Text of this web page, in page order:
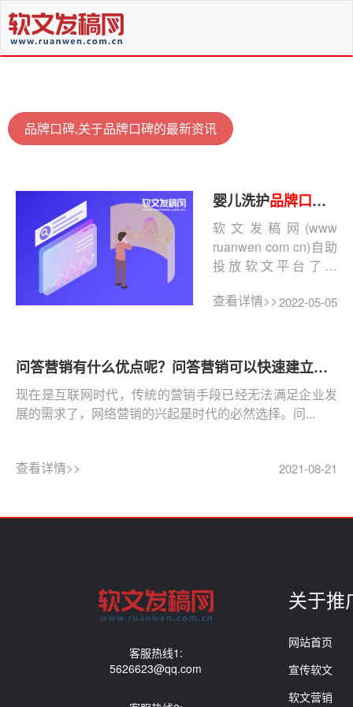
品牌口碑,关于品牌口碑的最新资讯
婴儿洗护品牌口碑
软文发稿网(www
ruanwen com cn)自助
投放软文平台了解
品牌都开始重视起了
查看详情>>2022-05-05
问答营销有什么优点呢？问答营销可以快速建立品牌口碑
现在是互联网时代，传统的营销手段已经无法满足企业发
展的需求了，网络营销的兴起是时代的必然选择。问...
查看详情>> 2021-08-21
客服热线1:
5626623@qq.com
关于推
网站首页
宣传软文
软文营销